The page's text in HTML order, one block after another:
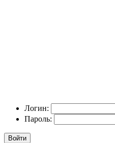
Логин:
Пароль:
Войти